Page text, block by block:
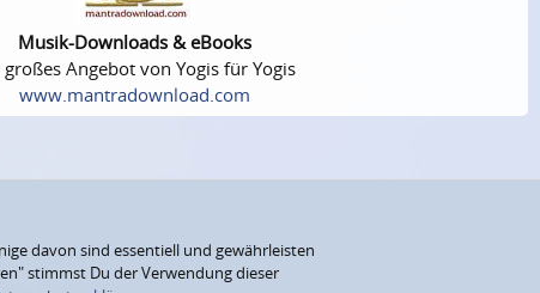
Musik-Downloads & eBooks
großes Angebot von Yogis für Yogis
www.mantradownload.com
davon sind essentiell und gewährleisten
stimmst Du der Verwendung dieser